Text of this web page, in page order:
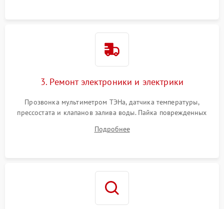
3. Ремонт электроники и электрики
Прозвонка мультиметром ТЭНа, датчика температуры,
прессостата и клапанов залива воды. Пайка поврежденных
Восстановление целостности проводки и контактов.
Подробнее